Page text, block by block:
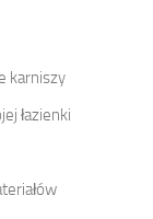
karniszy
łazienki